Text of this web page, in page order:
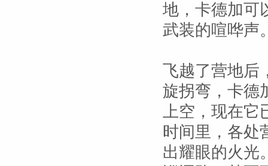
地，卡德加可
武装的喧哗声
飞越了营地后
旋拐弯，卡德
上空，现在它
时间里，各处
出耀眼的火光